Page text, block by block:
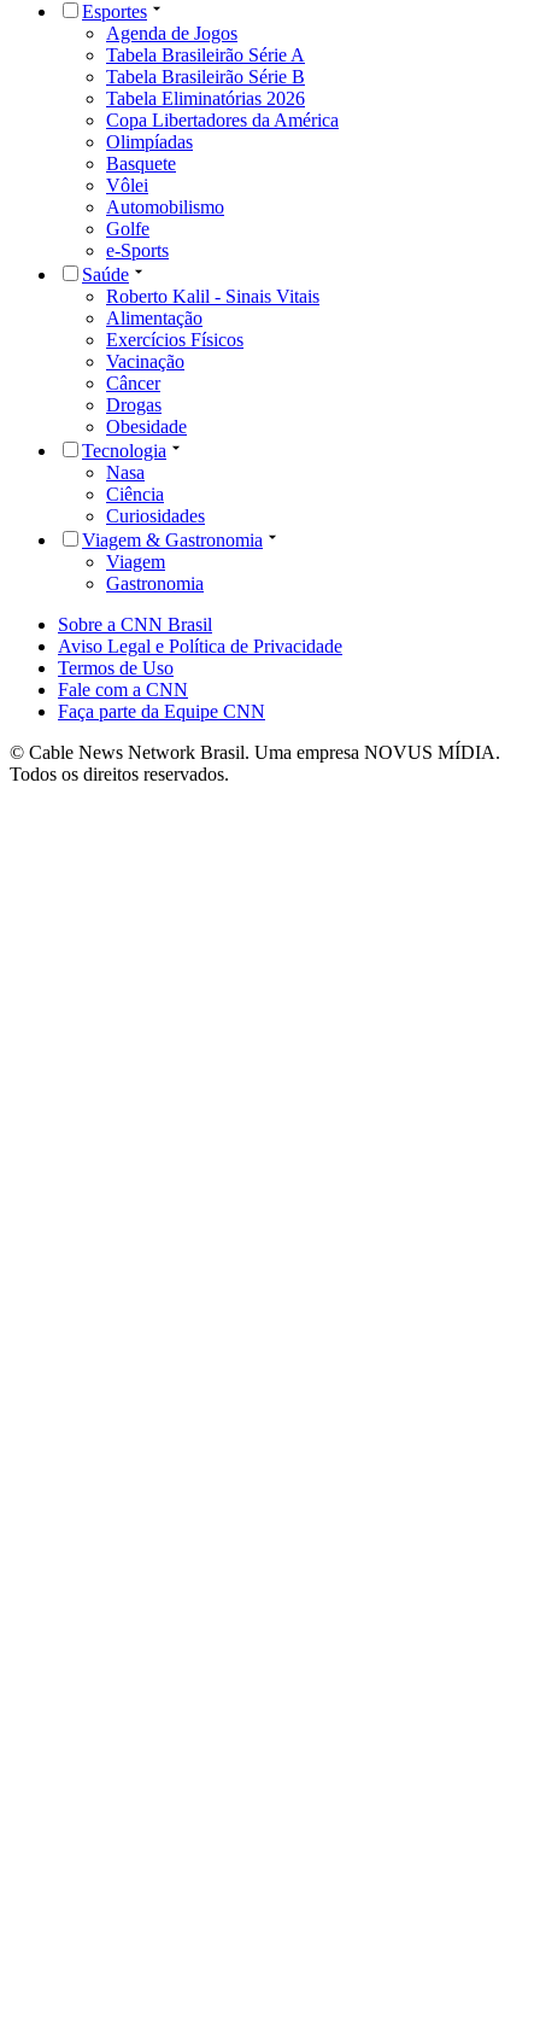
Esportes
Agenda de Jogos
Tabela Brasileirão Série A
Tabela Brasileirão Série B
Tabela Eliminatórias 2026
Copa Libertadores da América
Olimpíadas
Basquete
Vôlei
Automobilismo
Golfe
e-Sports
Saúde
Roberto Kalil - Sinais Vitais
Alimentação
Exercícios Físicos
Vacinação
Câncer
Drogas
Obesidade
Tecnologia
Nasa
Ciência
Curiosidades
Viagem & Gastronomia
Viagem
Gastronomia
Sobre a CNN Brasil
Aviso Legal e Política de Privacidade
Termos de Uso
Fale com a CNN
Faça parte da Equipe CNN
© Cable News Network Brasil. Uma empresa NOVUS MÍDIA.
Todos os direitos reservados.